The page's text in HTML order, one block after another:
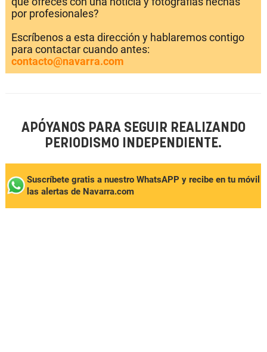
por profesionales?
Escríbenos a esta dirección y hablaremos contigo
para contactar cuando antes:
contacto@navarra.com
APÓYANOS PARA SEGUIR REALIZANDO
PERIODISMO INDEPENDIENTE.
Suscríbete gratis a nuestro WhatsAPP y recibe en tu móvil
las alertas de Navarra.com